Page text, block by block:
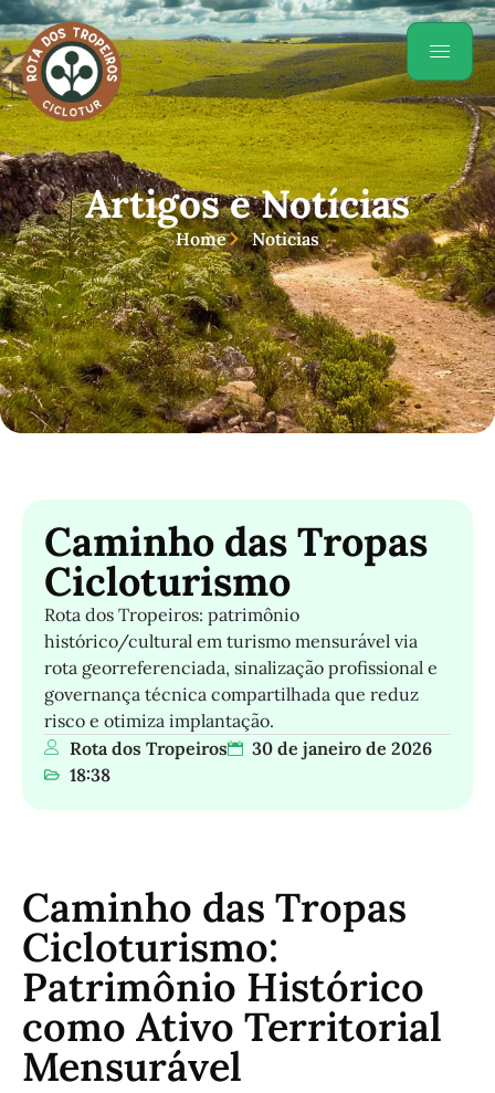
Artigos e Notícias
Home Noticias
Caminho das Tropas
Cicloturismo
Rota dos Tropeiros: patrimônio
histórico/cultural em turismo mensurável via
rota georreferenciada, sinalização profissional e
governança técnica compartilhada que reduz
risco e otimiza implantação.
Rota dos Tropeiros
30 de janeiro de 2026
18:38
Caminho das Tropas
Cicloturismo:
Patrimônio Histórico
como Ativo Territorial
Mensurável